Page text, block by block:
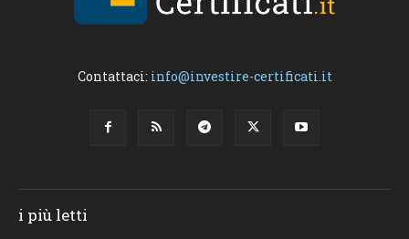
Contattaci: info@investire-certificati.it
i più letti